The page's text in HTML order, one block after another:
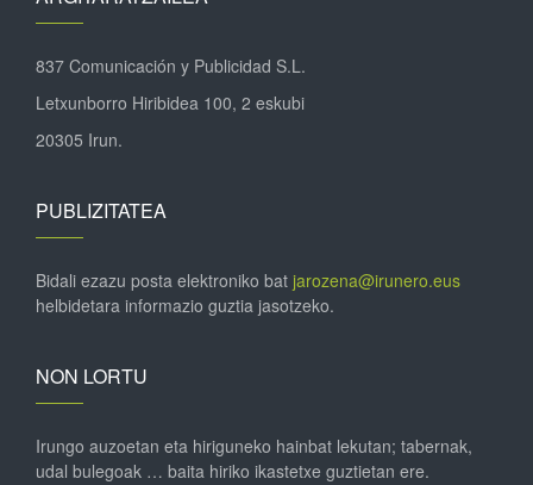
837 Comunicación y Publicidad S.L.
Letxunborro Hiribidea 100, 2 eskubi
20305 Irun.
PUBLIZITATEA
Bidali ezazu posta elektroniko bat jarozena@irunero.eus
helbidetara informazio guztia jasotzeko.
NON LORTU
Irungo auzoetan eta hiriguneko hainbat lekutan; tabernak,
udal bulegoak … baita hiriko ikastetxe guztietan ere.